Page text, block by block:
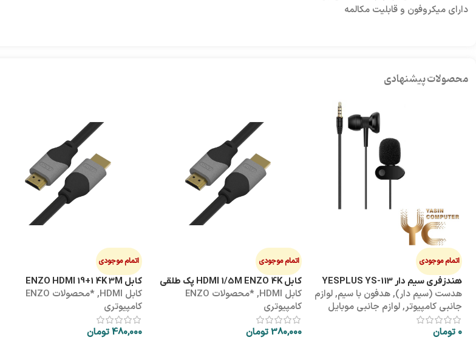
دارای میکروفون و قابلیت مکالمه
محصولات پیشنهادی
اتمام موجودی
هندزفری سیم دار YESPLUS YS-113
هدست (سیم دار),هدفون با سیم,لوازم
جانبی کامپیوتر,لوازم جانبی موبایل
0 تومان
اتمام موجودی
کابل HDMI 1/5M ENZO 4K پک طلقی
کابل HDMI ,
*محصولات ENZO
کامپیوتری
380,000تومان
اتمام موجودی
کابل ENZO HDMI 19+1 4K 3M
کابل HDMI ,
*محصولات ENZO
کامپیوتری
480,000تومان